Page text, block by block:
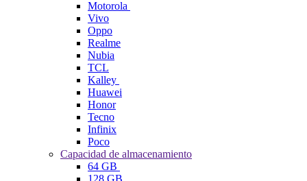
Motorola
Vivo
Oppo
Realme
Nubia
TCL
Kalley
Huawei
Honor
Tecno
Infinix
Poco
Capacidad de almacenamiento
64 GB
128 GB